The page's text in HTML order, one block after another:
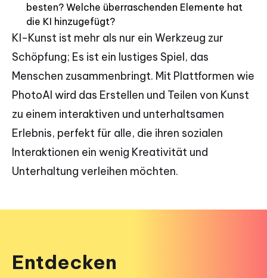
besten? Welche überraschenden Elemente hat
die KI hinzugefügt?
KI-Kunst ist mehr als nur ein Werkzeug zur
Schöpfung; Es ist ein lustiges Spiel, das
Menschen zusammenbringt. Mit Plattformen wie
PhotoAI wird das Erstellen und Teilen von Kunst
zu einem interaktiven und unterhaltsamen
Erlebnis, perfekt für alle, die ihren sozialen
Interaktionen ein wenig Kreativität und
Unterhaltung verleihen möchten.
Entdecken